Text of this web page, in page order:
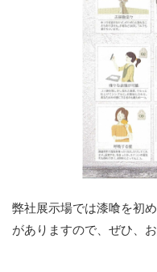
弊社展示場では漆喰を初
がありますので、ぜひ、お